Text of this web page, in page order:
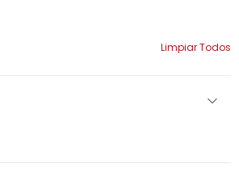
Limpiar Todos